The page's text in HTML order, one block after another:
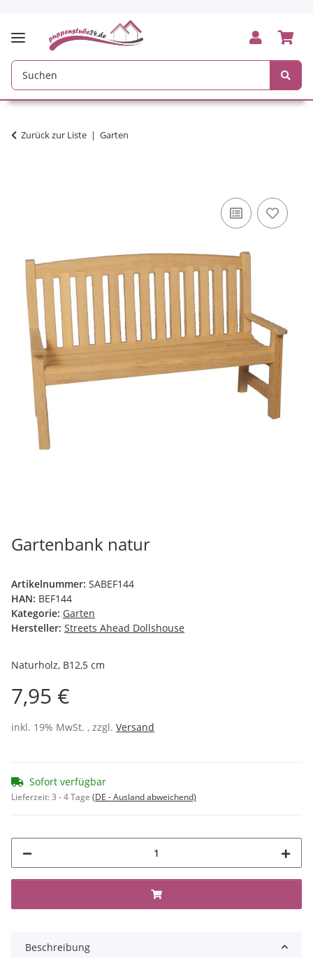
Zurück zur Liste Garten
Gartenbank natur
Artikelnummer: SABEF144
HAN: BEF144
Kategorie: Garten
Hersteller: Streets Ahead Dollshouse
Naturholz, B12,5 cm
7,95 €
inkl. 19% MwSt. , zzgl. Versand
Sofort verfügbar
Lieferzeit:3 - 4 Tage (DE - Ausland abweichend)
Beschreibung